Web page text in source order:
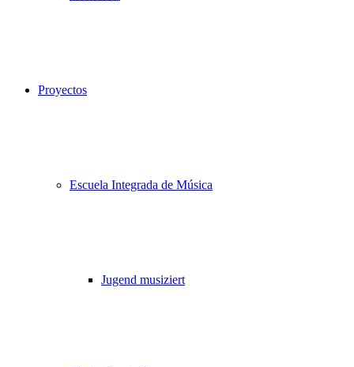
Proyectos
Escuela Integrada de Música
Jugend musiziert